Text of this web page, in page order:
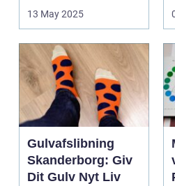
Med den stad...
13 May 2025
Gulvafslibning
Skanderborg: Giv
Dit Gulv Nyt Liv